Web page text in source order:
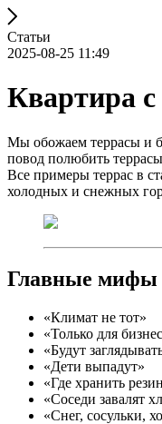
Статьи
2025-08-25 11:49
Квартира с
Мы обожаем террасы и
повод полюбить
Все примеры террас в
холодных и снежных
Главные мифы
«Климат не тот»
«Только для
«Будут
«Дети выпадут»
«Где хранить
«Соседи завалят
«Снег, сосульки,